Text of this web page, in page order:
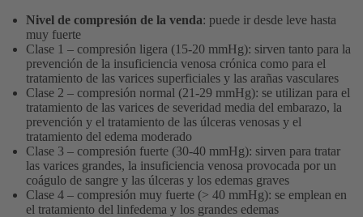
Nivel de compresión de la venda: puede ir desde leve hasta
muy fuerte
Clase 1 – compresión ligera (15-20 mmHg): sirven tanto para la
prevención de la insuficiencia venosa crónica como para el
tratamiento de las varices superficiales y las arañas vasculares
Clase 2 – compresión normal (21-29 mmHg): se utilizan para el
tratamiento de las varices de severidad media del embarazo, la
prevención y el tratamiento de las úlceras venosas y el
tratamiento del edema moderado
Clase 3 – compresión fuerte (30-40 mmHg): sirven para tratar
las varices grandes, la insuficiencia venosa provocada por un
coágulo de sangre y las úlceras y los edemas graves
Clase 4 – compresión muy fuerte (> 40 mmHg): se emplean en
el tratamiento del linfedema y los grandes edemas